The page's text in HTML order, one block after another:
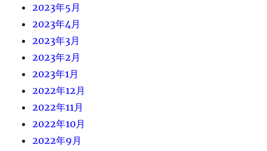
2023年5月
2023年4月
2023年3月
2023年2月
2023年1月
2022年12月
2022年11月
2022年10月
2022年9月